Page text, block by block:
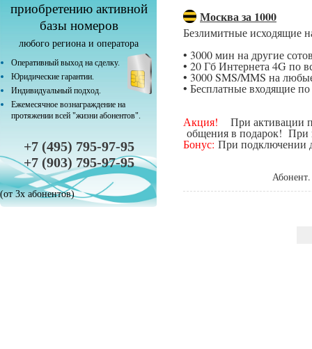
приобретению активной
базы номеров
любого региона и оператора
Оперативный выход на сделку.
Юридические гарантии.
Индивидуальный подход.
Ежемесячное вознаграждение на
протяжении всей "жизни абонентов".
+7 (495) 795-97-95
+7 (903) 795-97-95
(от 3х абонентов)
Москва за 1000
Безлимитные исходящие
• 3000 мин на другие
• 20 Гб Интернета 4G по
• 3000 SMS/MMS на
• Бесплатные входящие
Акция! При активации
общения в подарок! При
Бонус: При подключении